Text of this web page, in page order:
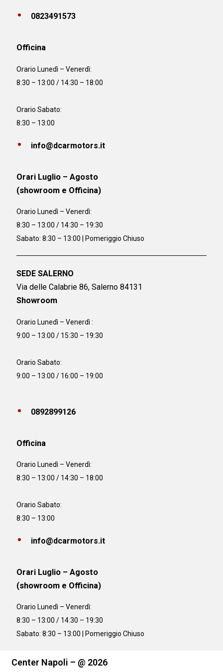
0823491573
Officina
Orario Lunedì – Venerdì:
8:30 – 13:00 / 14:30 – 18:00
Orario Sabato:
8:30 – 13:00
info@dcarmotors.it
Orari Luglio – Agosto
(showroom e Officina)
Orario Lunedì – Venerdì:
8:30 – 13:00 / 14:30 – 19:30
Sabato: 8:30 – 13:00 | Pomeriggio Chiuso
SEDE SALERNO
Via delle Calabrie 86, Salerno 84131
Showroom
Orario Lunedì – Venerdì :
9:00 – 13:00 / 15:30 – 19:30
Orario Sabato:
9:00 – 13:00 / 16:00 – 19:00
0892899126
Officina
Orario Lunedì – Venerdì:
8:30 – 13:00 / 14:30 – 18:00
Orario Sabato:
8:30 – 13:00
info@dcarmotors.it
Orari Luglio – Agosto
(showroom e Officina)
Orario Lunedì – Venerdì:
8:30 – 13:00 / 14:30 – 19:30
Sabato: 8:30 – 13:00 | Pomeriggio Chiuso
Center Napoli – @ 2026